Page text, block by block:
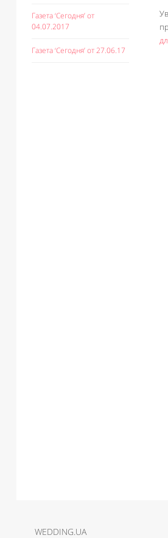
Газета ‘Сегодня’ от
04.07.2017
Газета ‘Сегодня’ от 27.06.17
WEDDING.UA